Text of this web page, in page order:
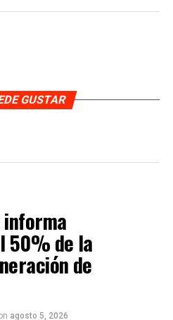
GUSTAR
informa
50% de la
de
agosto 5, 2026